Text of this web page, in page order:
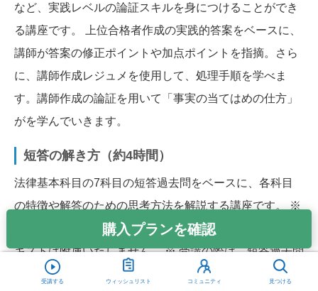
受講する ウィッシュリスト コミュニティ 見つける
など、実践レベルの論証スキルを身につけることができ
る講座です。 上位合格者作成の実践的答案をベースに、
講師が答案の修正ポイントや加点ポイントを指摘。さら
に、講師作成レジュメを使用して、処理手順を学べま
す。講師作成の論証を用いて「事実の当てはめの仕方」
がを学んでいきます。
短答の解き方（約4時間）
法律基本科目の7科目の短答過去問をベースに、各科目
の特徴や解答のための思考方法を解説する講座です。 ※
短答過去問をベースにして解説する講座であるため、テ
キストは附属いたしません。 ※ 受講の際は、短答過去問
をご用意の上、ご受講ください。早稲田経営出版『体系
購入プランを確認